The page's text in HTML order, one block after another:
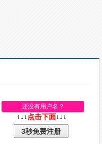
还没有用户名？
↓↓↓ 点击下面 ↓↓↓
3秒免费注册